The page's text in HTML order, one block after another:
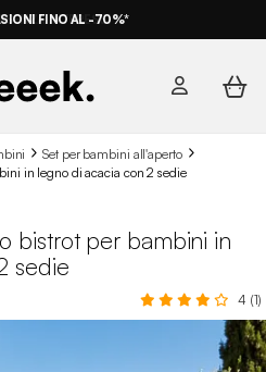
FINO AL -70%*
Set per bambini all'aperto
in legno di acacia con 2 sedie
bistrot per bambini in
sedie
4 (1)